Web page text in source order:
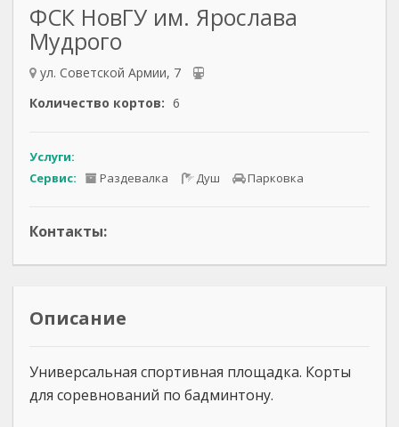
ФСК НовГУ им. Ярослава
Мудрого
ул. Советской Армии, 7
Количество кортов: 6
Услуги:
Сервис:
Раздевалка Душ Парковка
Контакты:
Описание
Универсальная спортивная площадка. Корты
для соревнований по бадминтону.